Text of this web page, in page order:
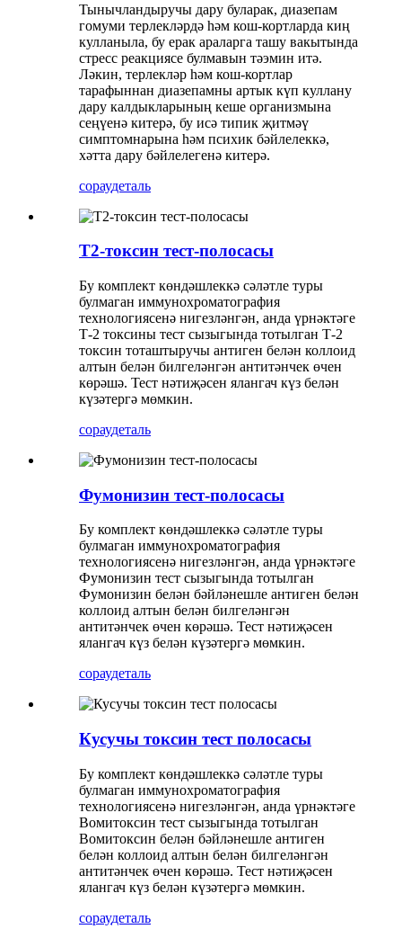
Тынычландыручы дару буларак, диазепам
гомуми терлекләрдә һәм кош-кортларда киң
кулланыла, бу ерак араларга ташу вакытында
стресс реакциясе булмавын тәэмин итә.
Ләкин, терлекләр һәм кош-кортлар
тарафыннан диазепамны артык күп куллану
дару калдыкларының кеше организмына
сеңүенә китерә, бу исә типик җитмәү
симптомнарына һәм психик бәйлелеккә,
хәтта дару бәйлелегенә китерә.
сораудеталь
Т2-токсин тест-полосасы
Бу комплект көндәшлеккә сәләтле туры
булмаган иммунохроматография
технологиясенә нигезләнгән, анда үрнәктәге
Т-2 токсины тест сызыгында тотылган Т-2
токсин тоташтыручы антиген белән коллоид
алтын белән билгеләнгән антитәнчек өчен
көрәшә. Тест нәтиҗәсен ялангач күз белән
күзәтергә мөмкин.
сораудеталь
Фумонизин тест-полосасы
Бу комплект көндәшлеккә сәләтле туры
булмаган иммунохроматография
технологиясенә нигезләнгән, анда үрнәктәге
Фумонизин тест сызыгында тотылган
Фумонизин белән бәйләнешле антиген белән
коллоид алтын белән билгеләнгән
антитәнчек өчен көрәшә. Тест нәтиҗәсен
ялангач күз белән күзәтергә мөмкин.
сораудеталь
Кусучы токсин тест полосасы
Бу комплект көндәшлеккә сәләтле туры
булмаган иммунохроматография
технологиясенә нигезләнгән, анда үрнәктәге
Вомитоксин тест сызыгында тотылган
Вомитоксин белән бәйләнешле антиген
белән коллоид алтын белән билгеләнгән
антитәнчек өчен көрәшә. Тест нәтиҗәсен
ялангач күз белән күзәтергә мөмкин.
сораудеталь